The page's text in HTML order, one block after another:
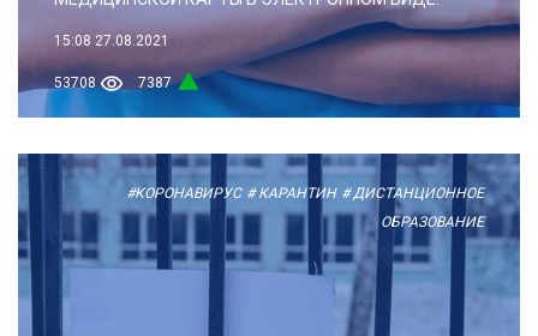
15:08 27.08.2021
53708 7387
#КОРОНАВИРУС # КАРАНТИН # ДИСТАНЦИОННОЕ
ОБРАЗОВАНИЕ